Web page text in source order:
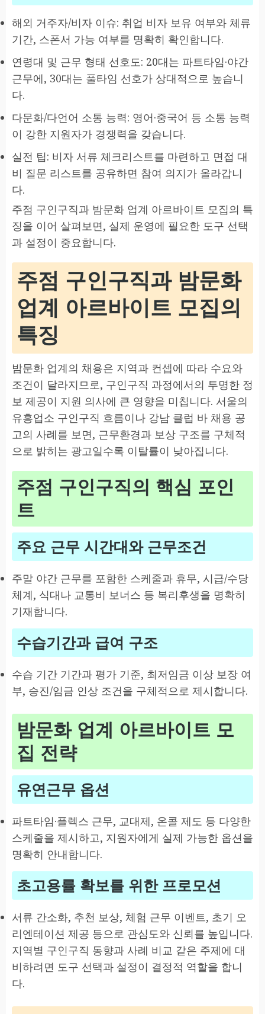
해외 거주자/비자 이슈: 취업 비자 보유 여부와 체류
기간, 스폰서 가능 여부를 명확히 확인합니다.
연령대 및 근무 형태 선호도: 20대는 파트타임·야간
근무에, 30대는 풀타임 선호가 상대적으로 높습니
다.
다문화/다언어 소통 능력: 영어·중국어 등 소통 능력
이 강한 지원자가 경쟁력을 갖습니다.
실전 팁: 비자 서류 체크리스트를 마련하고 면접 대
비 질문 리스트를 공유하면 참여 의지가 올라갑니
다.
주점 구인구직과 밤문화 업계 아르바이트 모집의 특
징을 이어 살펴보면, 실제 운영에 필요한 도구 선택
과 설정이 중요합니다.
주점 구인구직과 밤문화
업계 아르바이트 모집의
특징
밤문화 업계의 채용은 지역과 컨셉에 따라 수요와
조건이 달라지므로, 구인구직 과정에서의 투명한 정
보 제공이 지원 의사에 큰 영향을 미칩니다. 서울의
유흥업소 구인구직 흐름이나 강남 클럽 바 채용 공
고의 사례를 보면, 근무환경과 보상 구조를 구체적
으로 밝히는 광고일수록 이탈률이 낮아집니다.
주점 구인구직의 핵심 포인
트
주요 근무 시간대와 근무조건
주말 야간 근무를 포함한 스케줄과 휴무, 시급/수당
체계, 식대나 교통비 보너스 등 복리후생을 명확히
기재합니다.
수습기간과 급여 구조
수습 기간 기간과 평가 기준, 최저임금 이상 보장 여
부, 승진/임금 인상 조건을 구체적으로 제시합니다.
밤문화 업계 아르바이트 모
집 전략
유연근무 옵션
파트타임·플렉스 근무, 교대제, 온콜 제도 등 다양한
스케줄을 제시하고, 지원자에게 실제 가능한 옵션을
명확히 안내합니다.
초고용률 확보를 위한 프로모션
서류 간소화, 추천 보상, 체험 근무 이벤트, 초기 오
리엔테이션 제공 등으로 관심도와 신뢰를 높입니다.
지역별 구인구직 동향과 사례 비교 같은 주제에 대
비하려면 도구 선택과 설정이 결정적 역할을 합니
다.